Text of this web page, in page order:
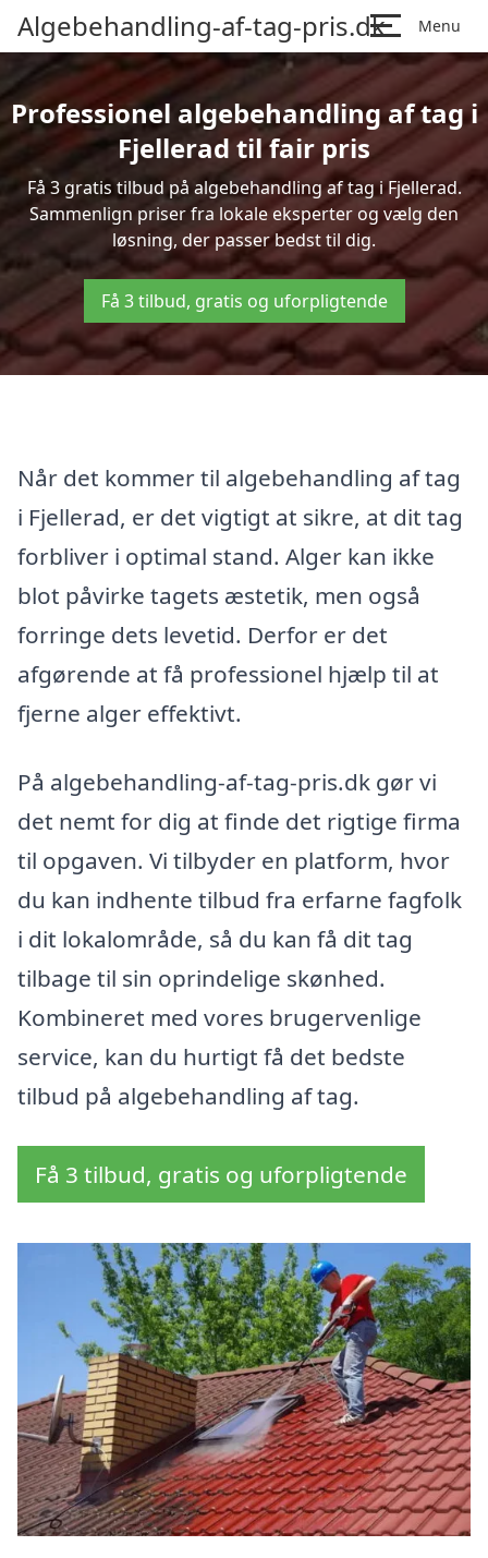
Algebehandling-af-tag-pris.dk Menu
Professionel algebehandling af tag i
Fjellerad til fair pris
Få 3 gratis tilbud på algebehandling af tag i Fjellerad.
Sammenlign priser fra lokale eksperter og vælg den
løsning, der passer bedst til dig.
Få 3 tilbud, gratis og uforpligtende
Når det kommer til algebehandling af tag
i Fjellerad, er det vigtigt at sikre, at dit tag
forbliver i optimal stand. Alger kan ikke
blot påvirke tagets æstetik, men også
forringe dets levetid. Derfor er det
afgørende at få professionel hjælp til at
fjerne alger effektivt.
På algebehandling-af-tag-pris.dk gør vi
det nemt for dig at finde det rigtige firma
til opgaven. Vi tilbyder en platform, hvor
du kan indhente tilbud fra erfarne fagfolk
i dit lokalområde, så du kan få dit tag
tilbage til sin oprindelige skønhed.
Kombineret med vores brugervenlige
service, kan du hurtigt få det bedste
tilbud på algebehandling af tag.
Få 3 tilbud, gratis og uforpligtende